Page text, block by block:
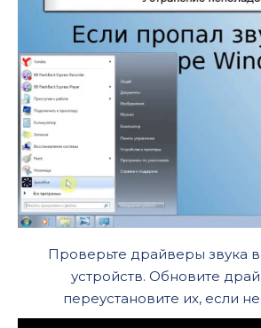
Проверьте драйверы звука
устройств. Обновите
переустановите их, если